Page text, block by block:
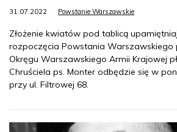
31.07.2022 Powstanie Warszawskie
Złożenie kwiatów pod tablicą
rozpoczęcia Powstania Warszawskiego
Okręgu Warszawskiego Armii Krajowej
Chruściela ps. Monter odbędzie się w
przy ul. Filtrowej 68.